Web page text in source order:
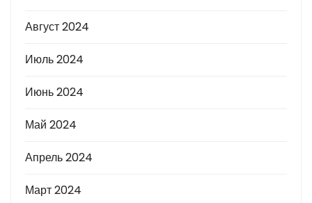
Август 2024
Июль 2024
Июнь 2024
Май 2024
Апрель 2024
Март 2024